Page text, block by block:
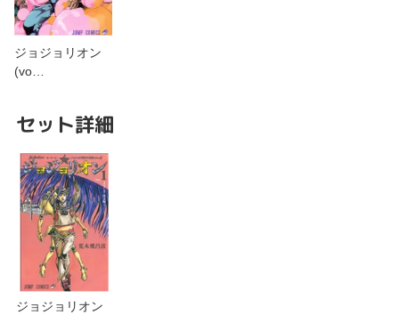
ジョジョリオン
(vo…
セット詳細
ジョジョリオン